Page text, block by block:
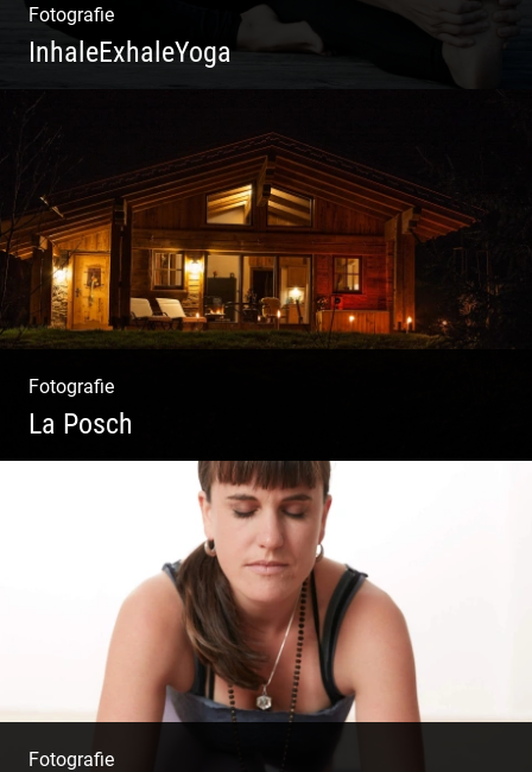
Fotografie
InhaleExhaleYoga
Crossover Stil | Körper & Geist
Fotografie
La Posch
Kuschelige Chalets | Traumhaftes Tirol |
Luxuriöse Auszeit | Alpiner Lifestyle
Fotografie